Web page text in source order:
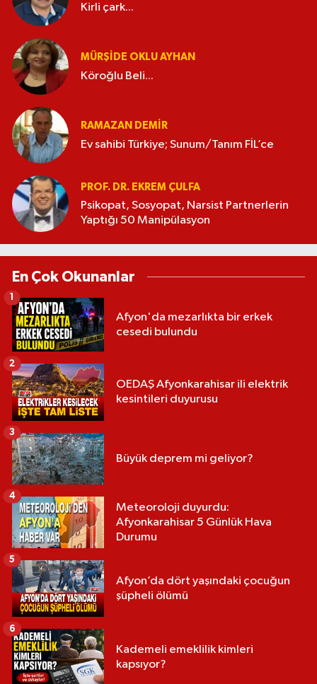
Kirli çark...
MÜRŞIDE OKLU AYHAN
Köroğlu Beli...
RAMAZAN DEMİR
Ev sahibi Türkiye; Sunum/Tanım FİL’ce
PROF. DR. EKREM ÇULFA
Psikopat, Sosyopat, Narsist Partnerlerin
Yaptığı 50 Manipülasyon
En Çok Okunanlar
Afyon'da mezarlıkta bir erkek
cesedi bulundu
1
OEDAŞ Afyonkarahisar ili elektrik
kesintileri duyurusu
2
Büyük deprem mi geliyor?
3
Meteoroloji duyurdu:
Afyonkarahisar 5 Günlük Hava
Durumu
4
Afyon’da dört yaşındaki çocuğun
şüpheli ölümü
5
Kademeli emeklilik kimleri
kapsıyor?
6